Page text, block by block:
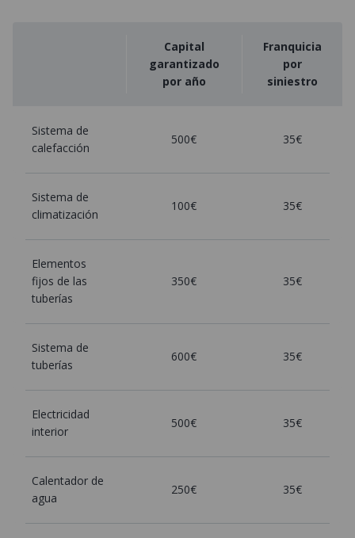
Capital
garantizado
por año
Franquicia
por
siniestro
Sistema de
calefacción
500€ 35€
Sistema de
climatización
100€ 35€
Elementos
fijos de las
tuberías
350€ 35€
Sistema de
tuberías
600€ 35€
Electricidad
interior
500€ 35€
Calentador de
agua
250€ 35€